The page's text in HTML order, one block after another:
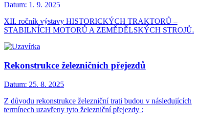
Datum: 1. 9. 2025
XII. ročník výstavy HISTORICKÝCH TRAKTORŮ –
STABILNÍCH MOTORŮ A ZEMĚDĚLSKÝCH STROJŮ.
Rekonstrukce železničních přejezdů
Datum: 25. 8. 2025
Z důvodu rekonstrukce železniční trati budou v následujících
termínech uzavřeny tyto železniční přejezdy :